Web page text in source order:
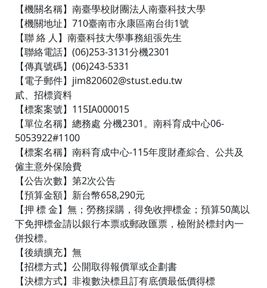
【機關名稱】南臺學校財團法人南臺科技大學
【機關地址】710臺南市永康區南台街1號
【聯 絡 人】南臺科技大學事務組張先生
【聯絡電話】(06)253-3131分機2301
【傳真號碼】(06)243-5331
【電子郵件】jim820602@stust.edu.tw
貳、招標資料
【標案案號】115IA000015
【單位名稱】總務處 分機2301。南科育成中心06-
5053922#1100
【標案名稱】南科育成中心-115年度財產綜合、公共及
僱主意外保險費
【公告次數】第2次公告
【預算金額】新台幣658,290元
【押 標 金】無；勞務採購，得免收押標金；預算50萬以
下免押標金請以銀行本票或郵政匯票，檢附於標封內一
併投標。
【後續擴充】無
【招標方式】公開取得報價單或企劃書
【決標方式】非複數決標且訂有底價最低價得標